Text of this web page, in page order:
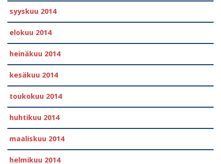
syyskuu 2014
elokuu 2014
heinäkuu 2014
kesäkuu 2014
toukokuu 2014
huhtikuu 2014
maaliskuu 2014
helmikuu 2014